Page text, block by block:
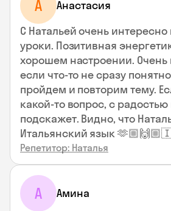
А Анастасия
С Натальей очень интересно
уроки. Позитивная
хорошем настроении. Очень
если что-то не сразу
пройдем и повторим тему.
какой-то вопрос, с
подскажет. Видно, что
Итальянский язык
Репетитор: Наталья
А Амина